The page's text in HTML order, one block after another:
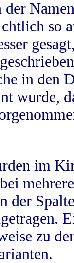
der
so
in
wurde,
im
der
zu